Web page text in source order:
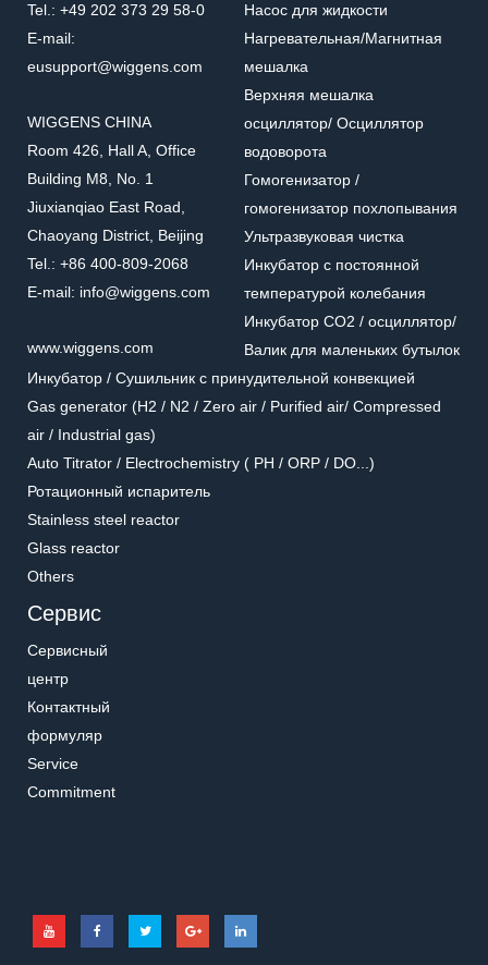
Tel.: +49 202 373 29 58-0
E-mail:
eusupport@wiggens.com
WIGGENS CHINA
Room 426, Hall A, Office
Building M8, No. 1
Jiuxianqiao East Road,
Chaoyang District, Beijing
Tel.: +86 400-809-2068
E-mail: info@wiggens.com
www.wiggens.com
Насос для жидкости
Нагревательная/Mагнитная
мешалка
Верхняя мешалка
осциллятор/ Осциллятор
водоворота
Гомогенизатор /
гомогенизатор похлопывания
Ультразвуковая чистка
Инкубатор с постоянной
температурой колебания
Инкубатор CO2 / осциллятор/
Валик для маленьких бутылок
Инкубатор / Cушильник с принудительной конвекцией
Gas generator (H2 / N2 / Zero air / Purified air/ Compressed
air / Industrial gas)
Auto Titrator / Electrochemistry ( PH / ORP / DO...)
Ротационный испаритель
Stainless steel reactor
Glass reactor
Others
Сервис
Сервисный
центр
Контактный
формуляр
Service
Commitment